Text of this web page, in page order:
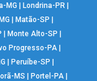
MG |Londrina-PR |
|Matão-SP |
|Monte Alto-SP |
Progresso-PA |
|Peruíbe-SP |
MS | Portel-PA|